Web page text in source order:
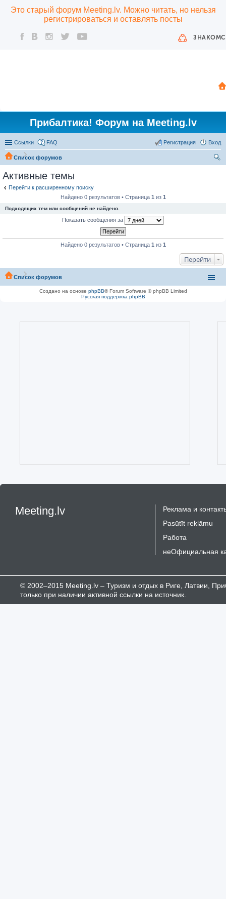
Это старый форум Meeting.lv. Можно читать, но нельзя
регистрироваться и оставлять посты
Прибалтика! Форум на Meeting.lv
Ссылки FAQ Вход
Регистрация
Список форумов
Активные темы
Перейти к расширенному поиску
Найдено 0 результатов • Страница 1 из 1
Подходящих тем или сообщений не найдено.
Показать сообщения за
Найдено 0 результатов • Страница 1 из 1
Перейти
Список форумов
Создано на основе phpBB® Forum Software © phpBB Limited
Русская поддержка phpBB
Meeting.lv
Реклама и
Pasūtīt reklāmu
Работа
неОфициальная
© 2002–2015 Meeting.lv – Туризм и отдых в Риге, Латвии,
только при наличии активной ссылки на источник.